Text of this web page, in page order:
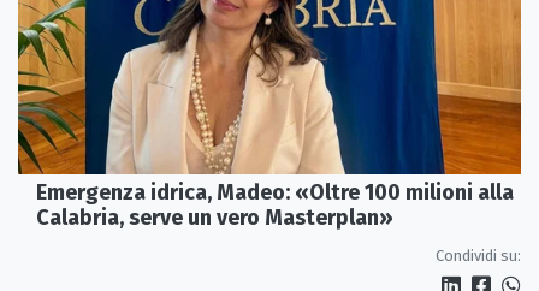
Emergenza idrica, Madeo: «Oltre 100 milioni alla
Calabria, serve un vero Masterplan»
Condividi su: